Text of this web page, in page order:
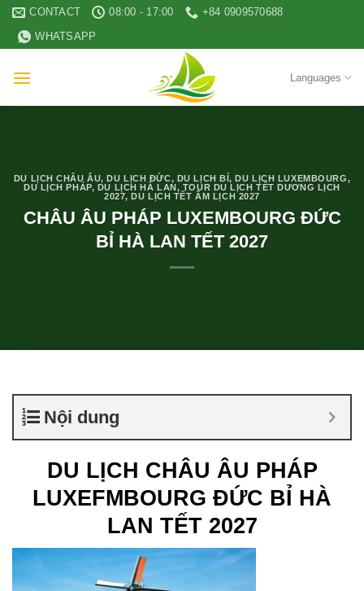
Skip
content
CONTACT 08:00 - 17:00
+84 0909570688
WHATSAPP
Languages
DU LỊCH CHÂU ÂU, DU LỊCH ĐỨC, DU LỊCH BỈ, DU LỊCH LUXEMBOURG,
DU LỊCH PHÁP, DU LỊCH HÀ LAN , TOUR DU LỊCH TẾT DƯƠNG LỊCH
2027, DU LỊCH TẾT ÂM LỊCH 2027
CHÂU ÂU PHÁP LUXEMBOURG ĐỨC
BỈ HÀ LAN TẾT 2027
Nội dung
DU LỊCH CHÂU ÂU PHÁP
LUXEFMBOURG ĐỨC BỈ HÀ
LAN TẾT 2027